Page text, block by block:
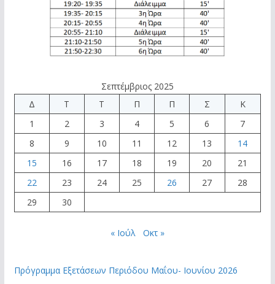
Σεπτέμβριος 2025
Δ
Τ Τ Π Π Σ
Κ
1
2 3 4 5 6
7
8
9 10 11 12 13
14
15
16 17 18 19 20
21
22
23 24 25 26 27
28
29
30
« Ιούλ Οκτ »
Πρόγραμμα Εξετάσεων Περιόδου Μαΐου- Ιουνίου 2026